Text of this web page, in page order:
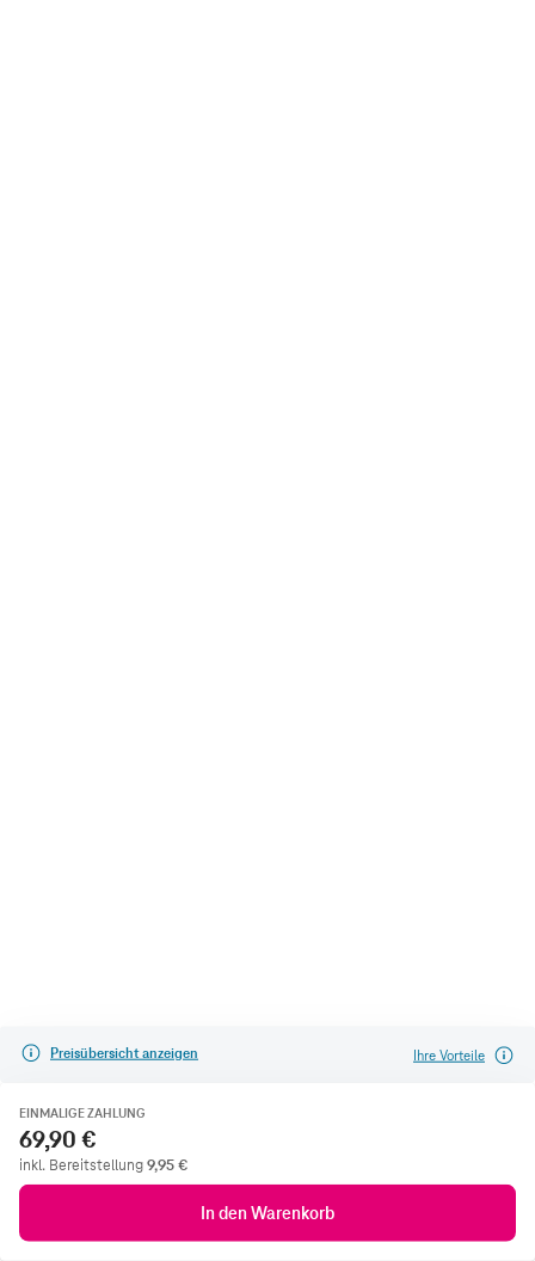
Preisübersicht anzeigen Ihre Vorteile
EINMALIGE ZAHLUNG
69,90 €
inkl. Bereitstellung9,95€
In den Warenkorb